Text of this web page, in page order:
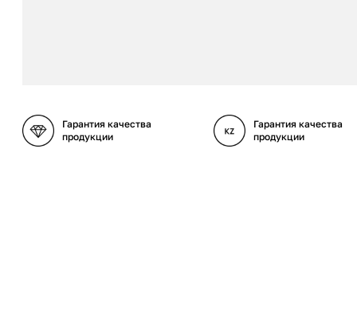
Гарантия качества
продукции
Гарантия качества
продукции